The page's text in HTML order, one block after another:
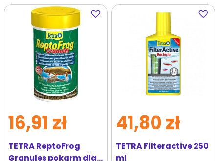
Dodaj
do
TETRA ReptoFrog
Granules pokarm dla
16,91 zł
Dodaj
do
TETRA Filteractive 250
ml
41,80 zł